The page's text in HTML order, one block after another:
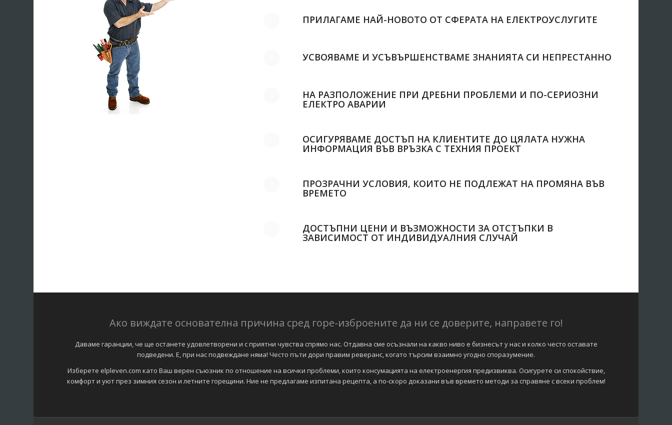
ПРИЛАГАМЕ НАЙ-НОВОТО ОТ СФЕРАТА НА ЕЛЕКТРОУСЛУГИТЕ
УСВОЯВАМЕ И УСЪВЪРШЕНСТВАМЕ ЗНАНИЯТА СИ НЕПРЕСТАННО
НА РАЗПОЛОЖЕНИЕ ПРИ ДРЕБНИ ПРОБЛЕМИ И ПО-СЕРИОЗНИ
ЕЛЕКТРО АВАРИИ
ОСИГУРЯВАМЕ ДОСТЪП НА КЛИЕНТИТЕ ДО ЦЯЛАТА НУЖНА
ИНФОРМАЦИЯ ВЪВ ВРЪЗКА С ТЕХНИЯ ПРОЕКТ
ПРОЗРАЧНИ УСЛОВИЯ, КОИТО НЕ ПОДЛЕЖАТ НА ПРОМЯНА ВЪВ
ВРЕМЕТО
ДОСТЪПНИ ЦЕНИ И ВЪЗМОЖНОСТИ ЗА ОТСТЪПКИ В
ЗАВИСИМОСТ ОТ ИНДИВИДУАЛНИЯ СЛУЧАЙ
Ако виждате основателна причина сред горе-изброените да ни се доверите, направете го!
Даваме гаранции, че ще останете удовлетворени и с приятни чувства спрямо нас. Отдавна сме осъзнали на какво ниво е бизнесът у нас и колко често оставате
подведени. Е, при нас подвеждане няма! Често пъти дори правим реверанс, когато търсим взаимно угодно споразумение.
Изберете elpleven.com като Ваш верен съюзник по отношение на всички проблеми, които консумацията на електроенергия предизвиква. Осигурете си спокойствие,
комфорт и уют през зимния сезон и летните горещини. Ние не предлагаме изпитана рецепта, а по-скоро доказани във времето методи за справяне с всеки проблем!